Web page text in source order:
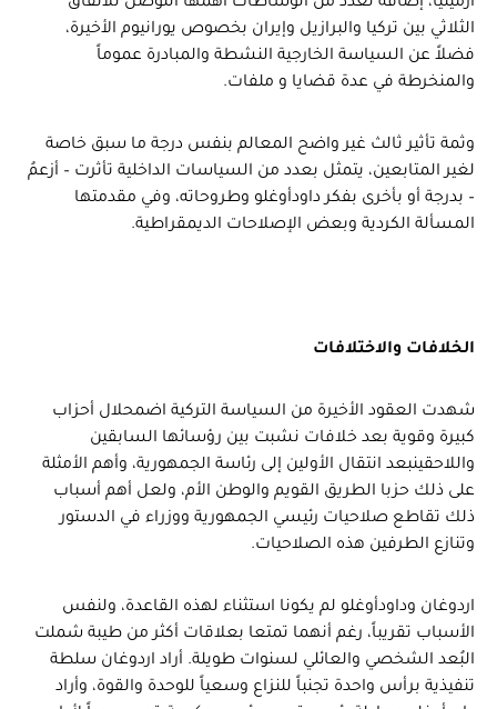
الثلاثي بين تركيا والبرازيل وإيران بخصوص يورانيوم الأخيرة،
فضلاً عن السياسة الخارجية النشطة والمبادرة عموماً
والمنخرطة في عدة قضايا و ملفات.
وثمة تأثير ثالث غير واضح المعالم بنفس درجة ما سبق خاصة
لغير المتابعين، يتمثل بعدد من السياسات الداخلية تأثرت – أزعمُ
– بدرجة أو بأخرى بفكر داودأوغلو وطروحاته، وفي مقدمتها
المسألة الكردية وبعض الإصلاحات الديمقراطية.
الخلافات والاختلافات
شهدت العقود الأخيرة من السياسة التركية اضمحلال أحزاب
كبيرة وقوية بعد خلافات نشبت بين رؤسائها السابقين
واللاحقينبعد انتقال الأولين إلى رئاسة الجمهورية، وأهم الأمثلة
على ذلك حزبا الطريق القويم والوطن الأم، ولعل أهم أسباب
ذلك تقاطع صلاحيات رئيسي الجمهورية ووزراء في الدستور
وتنازع الطرفين هذه الصلاحيات.
اردوغان وداودأوغلو لم يكونا استثناء لهذه القاعدة، ولنفس
الأسباب تقريباً، رغم أنهما تمتعا بعلاقات أكثر من طيبة شملت
البُعد الشخصي والعائلي لسنوات طويلة. أراد اردوغان سلطة
تنفيذية برأس واحدة تجنباً للنزاع وسعياً للوحدة والقوة، وأراد